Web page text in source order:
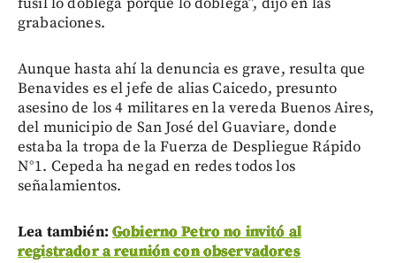
grabaciones.
Aunque hasta ahí la denuncia es grave, resulta que
Benavides es el jefe de alias Caicedo, presunto
asesino de los 4 militares en la vereda Buenos Aires,
del municipio de San José del Guaviare, donde
estaba la tropa de la Fuerza de Despliegue Rápido
N°1. Cepeda ha negad en redes todos los
señalamientos.
Lea también: Gobierno Petro no invitó al
registrador a reunión con observadores